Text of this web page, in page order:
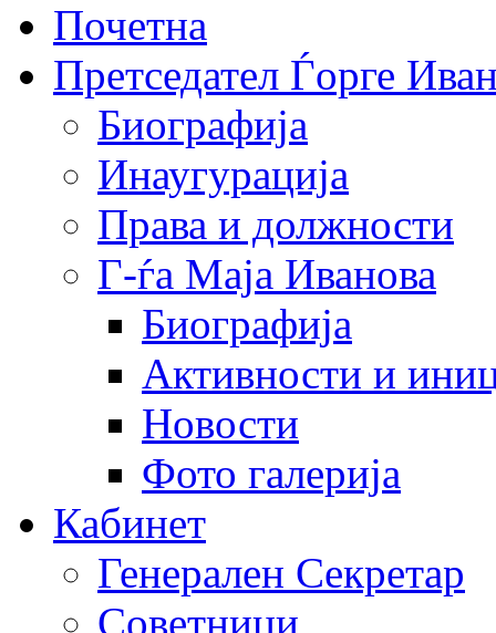
Почетна
Претседател Ѓорге
Биографија
Инаугурација
Права и должности
Г-ѓа Маја Иванова
Биографија
Активности и
Новости
Фото галерија
Кабинет
Генерален Секретар
Советници